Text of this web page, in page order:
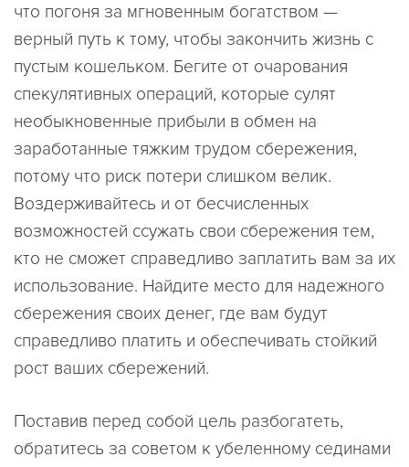
что погоня за мгновенным богатством —
верный путь к тому, чтобы закончить жизнь с
пустым кошельком. Бегите от очарования
спекулятивных операций, которые сулят
необыкновенные прибыли в обмен на
заработанные тяжким трудом сбережения,
потому что риск потери слишком велик.
Воздерживайтесь и от бесчисленных
возможностей ссужать свои сбережения тем,
кто не сможет справедливо заплатить вам за их
использование. Найдите место для надежного
сбережения своих денег, где вам будут
справедливо платить и обеспечивать стойкий
рост ваших сбережений.
Поставив перед собой цель разбогатеть,
обратитесь за советом к убеленному сединами